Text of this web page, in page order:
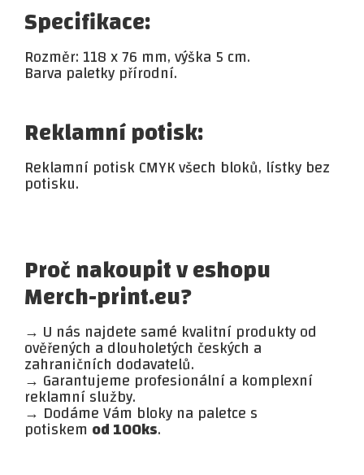
Specifikace:
Rozměr: 118 x 76 mm, výška 5 cm.
Barva paletky přírodní.
Reklamní potisk:
Reklamní potisk CMYK všech bloků, lístky bez
potisku.
Proč nakoupit v eshopu
Merch-print.eu?
→ U nás najdete samé kvalitní produkty od
ověřených a dlouholetých českých a
zahraničních dodavatelů.
→ Garantujeme profesionální a komplexní
reklamní služby.
→ Dodáme Vám bloky na paletce s
potiskem od 100ks.